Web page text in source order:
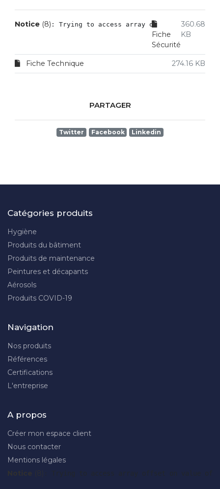
Notice (8) : Trying to access array offset on value
Fiche
Sécurité
360.68
KB
Fiche Technique 274.16 KB
PARTAGER
Twitter Facebook Linkedin
Catégories produits
Hygiène
Produits du bâtiment
Produits de maintenance
Peintures et décapants
Aérosols
Produits COVID-19
Navigation
Nos produits
Références
Certifications
L'entreprise
A propos
Créer mon espace client
Nous contacter
Mentions légales
: Trying to access array offset on value of